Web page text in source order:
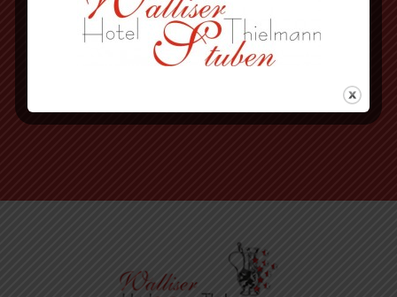
Ballersbach nach Mittenaar Bicken
an der Ampel rechts abbiegen